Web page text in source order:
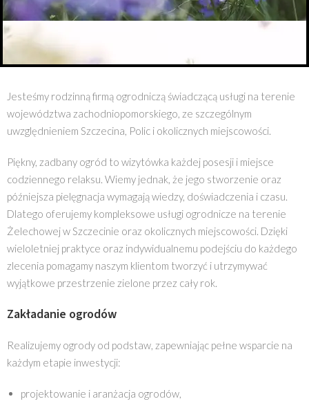
Jesteśmy rodzinną firmą ogrodniczą świadczącą usługi na terenie
województwa zachodniopomorskiego, ze szczególnym
uwzględnieniem Szczecina, Polic i okolicznych miejscowości.
Piękny, zadbany ogród to wizytówka każdej posesji i miejsce
codziennego relaksu. Wiemy jednak, że jego stworzenie oraz
późniejsza pielęgnacja wymagają wiedzy, doświadczenia i czasu.
Dlatego oferujemy kompleksowe usługi ogrodnicze na terenie
Żelechowej w Szczecinie oraz okolicznych miejscowości. Dzięki
wieloletniej praktyce oraz indywidualnemu podejściu do każdego
zlecenia pomagamy naszym klientom tworzyć i utrzymywać
wyjątkowe przestrzenie zielone przez cały rok.
Zakładanie ogrodów
Realizujemy ogrody od podstaw, zapewniając pełne wsparcie na
każdym etapie inwestycji:
projektowanie i aranżacja ogrodów,